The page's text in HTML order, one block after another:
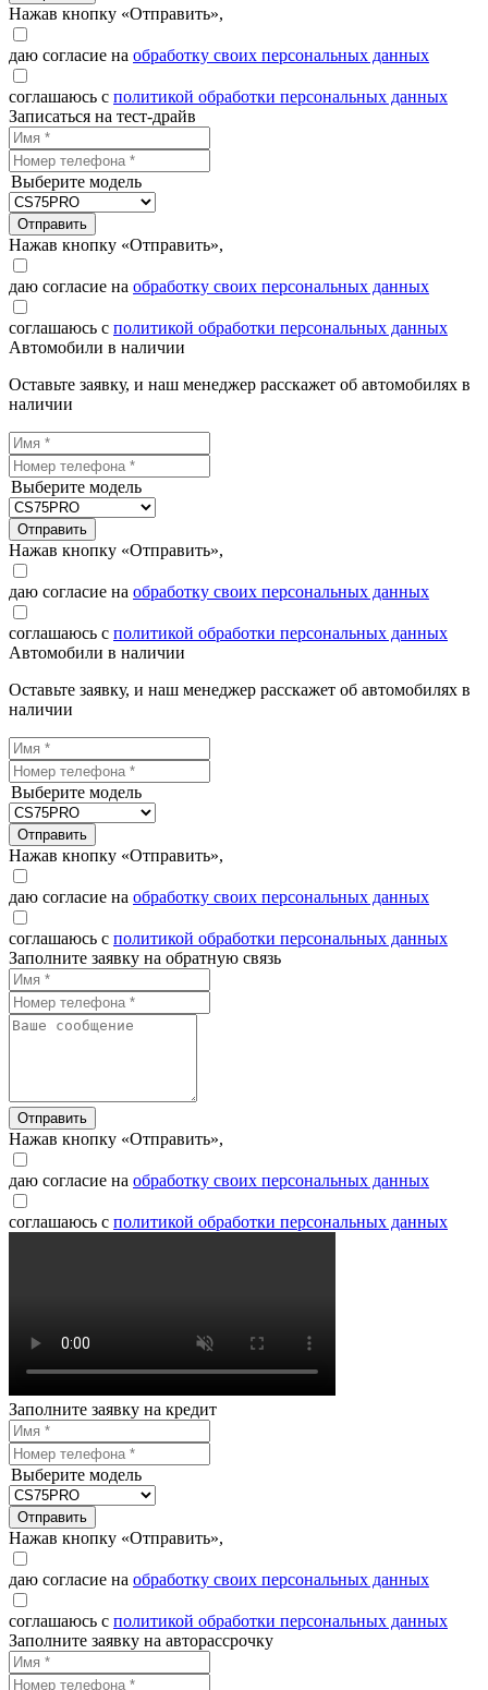
Нажав кнопку «Отправить»,
даю согласие на обработку своих персональных данных
соглашаюсь с политикой обработки персональных данных
Записаться на тест-драйв
Выберите модель
Отправить
Нажав кнопку «Отправить»,
даю согласие на обработку своих персональных данных
соглашаюсь с политикой обработки персональных данных
Автомобили в наличии
Оставьте заявку, и наш менеджер расскажет об автомобилях в
наличии
Выберите модель
Отправить
Нажав кнопку «Отправить»,
даю согласие на обработку своих персональных данных
соглашаюсь с политикой обработки персональных данных
Автомобили в наличии
Оставьте заявку, и наш менеджер расскажет об автомобилях в
наличии
Выберите модель
Отправить
Нажав кнопку «Отправить»,
даю согласие на обработку своих персональных данных
соглашаюсь с политикой обработки персональных данных
Заполните заявку на обратную связь
Отправить
Нажав кнопку «Отправить»,
даю согласие на обработку своих персональных данных
соглашаюсь с политикой обработки персональных данных
Заполните заявку на кредит
Выберите модель
Отправить
Нажав кнопку «Отправить»,
даю согласие на обработку своих персональных данных
соглашаюсь с политикой обработки персональных данных
Заполните заявку на авторассрочку